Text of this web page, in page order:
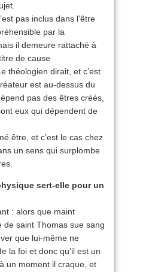
pas inclus dans l’être
par la
il demeure rattaché à
de cause
théologien dirait, et c’est
est au-dessus du
pas des êtres créés,
eux qui dépendent de
être, et c’est le cas chez
un sens qui surplombe
sert-elle pour un
: alors que maint
de saint Thomas sue sang
que lui-même ne
la foi et donc qu’il est un
un moment il craque, et